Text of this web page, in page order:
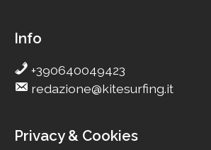
Info
+390640049423
redazione@kitesurfing.it
Privacy & Cookies